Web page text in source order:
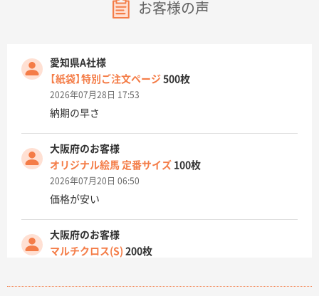
お客様の声
愛知県A社様
【紙袋】特別ご注文ページ 500枚
2026年07月28日 17:53
納期の早さ
大阪府のお客様
オリジナル絵馬 定番サイズ 100枚
2026年07月20日 06:50
価格が安い
大阪府のお客様
マルチクロス(S) 200枚
原稿データ流用が可能で価格が妥当なこと